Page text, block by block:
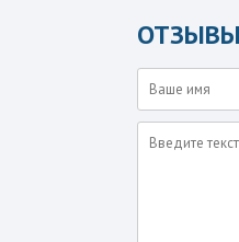
ОТЗЫВЫ